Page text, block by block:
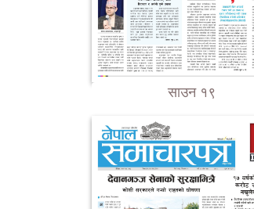
साउन १९